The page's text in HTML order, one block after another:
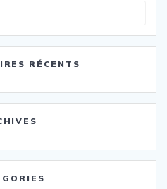
:
RÉCENTS